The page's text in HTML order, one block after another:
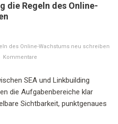
die Regeln des Online-
Kommentare
SEA und Linkbuilding
die Aufgabenbereiche klar
Sichtbarkeit, punktgenaues